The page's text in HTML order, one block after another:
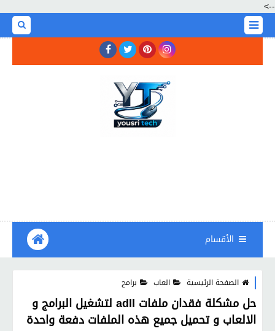
-->
الأقسام
الصفحة الرئيسية العاب برامج
حل مشكلة فقدان ملفات adll لتشغيل البرامج و
الالعاب و تحميل جميع هذه الملفات دفعة واحدة